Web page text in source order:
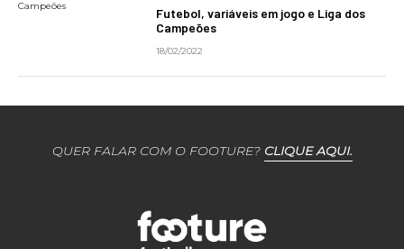
Futebol, variáveis em jogo e Liga dos
Campeões
18/02/2022
QUER FALAR COM O FOOTURE? CLIQUE AQUI.